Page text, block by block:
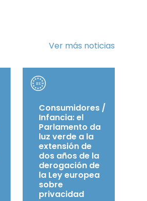
Ver más noticias
Consumidores /
Infancia: el
Parlamento da
luz verde a la
extensión de
dos años de la
derogación de
la Ley europea
sobre
privacidad